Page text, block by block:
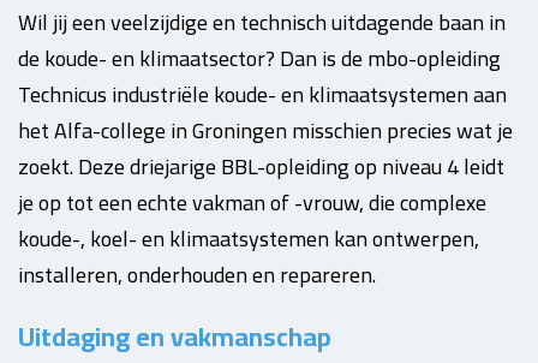
Wil jij een veelzijdige en technisch uitdagende baan in
de koude- en klimaatsector? Dan is de mbo-opleiding
Technicus industriële koude- en klimaatsystemen aan
het Alfa-college in Groningen misschien precies wat je
zoekt. Deze driejarige BBL-opleiding op niveau 4 leidt
je op tot een echte vakman of -vrouw, die complexe
koude-, koel- en klimaatsystemen kan ontwerpen,
installeren, onderhouden en repareren.
Uitdaging en vakmanschap